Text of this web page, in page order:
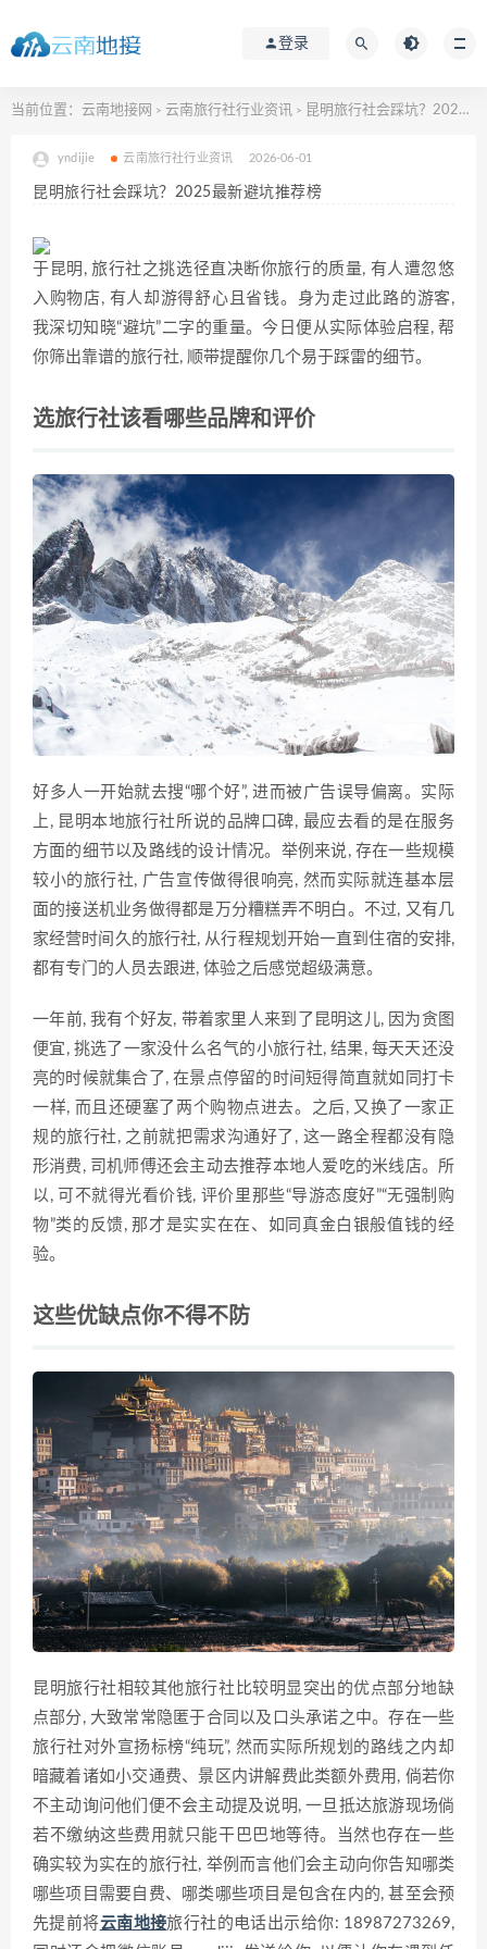
登录
当前位置： 云南地接网 > 云南旅行社行业资讯 > 昆明旅行社会踩坑？2025最新避坑推荐榜
yndijie 云南旅行社行业资讯 2026-06-01
昆明旅行社会踩坑？2025最新避坑推荐榜
于昆明, 旅行社之挑选径直决断你旅行的质量, 有人遭忽悠
入购物店, 有人却游得舒心且省钱。身为走过此路的游客,
我深切知晓“避坑”二字的重量。今日便从实际体验启程, 帮
你筛出靠谱的旅行社, 顺带提醒你几个易于踩雷的细节。
选旅行社该看哪些品牌和评价
好多人一开始就去搜“哪个好”, 进而被广告误导偏离。实际
上, 昆明本地旅行社所说的品牌口碑, 最应去看的是在服务
方面的细节以及路线的设计情况。举例来说, 存在一些规模
较小的旅行社, 广告宣传做得很响亮, 然而实际就连基本层
面的接送机业务做得都是万分糟糕弄不明白。不过, 又有几
家经营时间久的旅行社, 从行程规划开始一直到住宿的安排,
都有专门的人员去跟进, 体验之后感觉超级满意。
一年前, 我有个好友, 带着家里人来到了昆明这儿, 因为贪图
便宜, 挑选了一家没什么名气的小旅行社, 结果, 每天天还没
亮的时候就集合了, 在景点停留的时间短得简直就如同打卡
一样, 而且还硬塞了两个购物点进去。之后, 又换了一家正
规的旅行社, 之前就把需求沟通好了, 这一路全程都没有隐
形消费, 司机师傅还会主动去推荐本地人爱吃的米线店。所
以, 可不就得光看价钱, 评价里那些“导游态度好”“无强制购
物”类的反馈, 那才是实实在在、如同真金白银般值钱的经
验。
这些优缺点你不得不防
昆明旅行社相较其他旅行社比较明显突出的优点部分地缺
点部分, 大致常常隐匿于合同以及口头承诺之中。存在一些
旅行社对外宣扬标榜“纯玩”, 然而实际所规划的路线之内却
暗藏着诸如小交通费、景区内讲解费此类额外费用, 倘若你
不主动询问他们便不会主动提及说明, 一旦抵达旅游现场倘
若不缴纳这些费用就只能干巴巴地等待。当然也存在一些
确实较为实在的旅行社, 举例而言他们会主动向你告知哪类
哪些项目需要自费、哪类哪些项目是包含在内的, 甚至会预
先提前将云南地接旅行社的电话出示给你: 18987273269,